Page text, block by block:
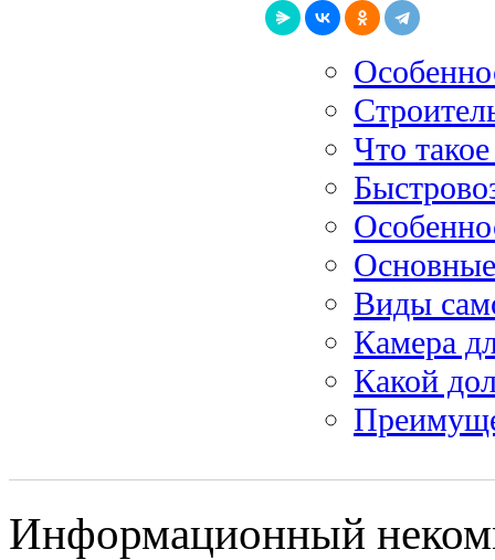
Что
Виды
Камера
Какой
Информационный